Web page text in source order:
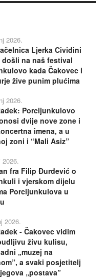
2026.
Ljerka Cividini
došli na naš festival
kada Čakovec i
žive punim plućima
2026.
Porcijunkulovo
dvije nove zone i
imena, a u
zoni i “Mali Asiz”
fra Filip Đurđević o
i vjerskom dijelu
Porcijunkulova u
2026.
- Čakovec vidim
živu kulisu,
„muzej na
a svaki posjetitelj
„postava”